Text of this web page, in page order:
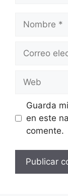
electrónico
Guarda
en este
comente.